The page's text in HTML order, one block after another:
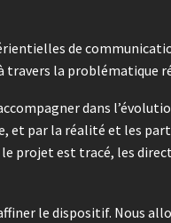
de
la problématique
dans
par la réalité et les
est tracé, les
le dispositif. Nous